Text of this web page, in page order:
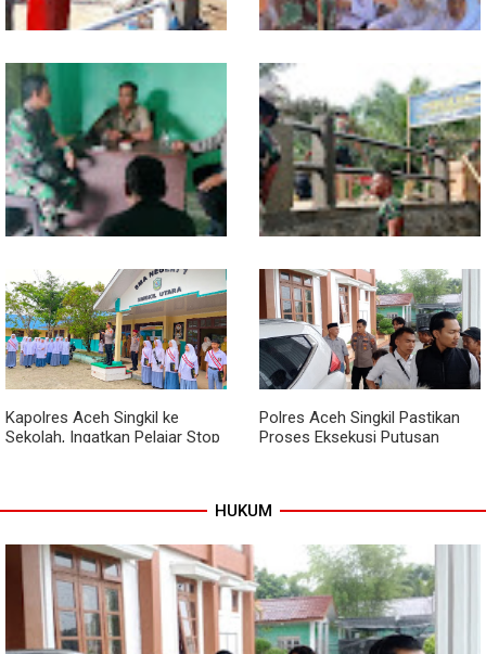
Sentuhan Akhir Jembatan
Garuda Dikebut, Kodim 0118
Optimistis Tepat Waktu
Babinsa Tanamkan Nilai
Pancasila dan Cinta Tanah Air
kepada Siswa SMP
Babinsa dan Bhabinkamtibmas
Kompak Gaungkan Gerakan
Kibarkan Merah Putih
Kodim 0118 Kebut Tahap Akhir
Jembatan Garuda, Pengecoran
Kepala Jembatan Terus
Berjalan
Kapolres Aceh Singkil ke
Sekolah, Ingatkan Pelajar Stop
Polres Aceh Singkil Pastikan
Proses Eksekusi Putusan
HUKUM